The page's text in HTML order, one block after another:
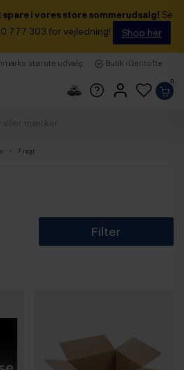
spare i vores store sommerudsalg! Se
777 303 for vejledning!
Shop her
største udvalg Butik i Gentofte
0
Fragt
Filter